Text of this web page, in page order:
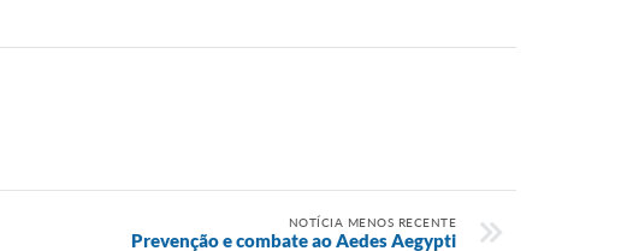
NOTÍCIA MENOS RECENTE
Prevenção e combate ao Aedes Aegypti